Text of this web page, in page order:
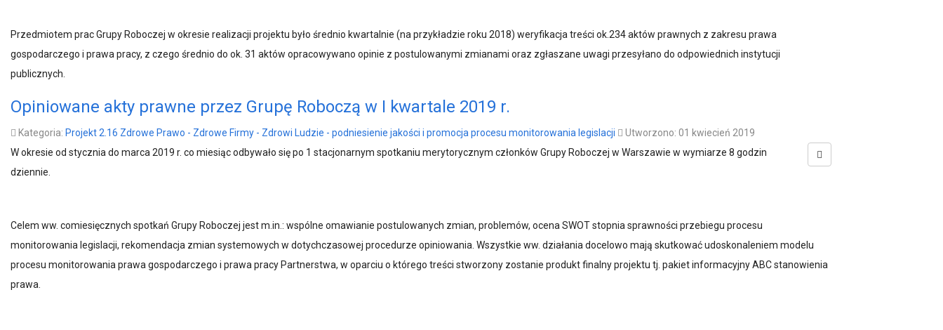
Przedmiotem prac Grupy Roboczej w okresie realizacji projektu było średnio kwartalnie (na przykładzie roku 2018) weryfikacja treści ok.234 aktów prawnych z zakresu prawa
gospodarczego i prawa pracy, z czego średnio do ok. 31 aktów opracowywano opinie z postulowanymi zmianami oraz zgłaszane uwagi przesyłano do odpowiednich instytucji
publicznych.
Opiniowane akty prawne przez Grupę Roboczą w I kwartale 2019 r.
Kategoria: Projekt 2.16 Zdrowe Prawo - Zdrowe Firmy - Zdrowi Ludzie - podniesienie jakości i promocja procesu monitorowania legislacji
Utworzono: 01 kwiecień 2019
W okresie od stycznia do marca 2019 r. co miesiąc odbywało się po 1 stacjonarnym spotkaniu merytorycznym członków Grupy Roboczej w Warszawie w wymiarze 8 godzin
dziennie.
Celem ww. comiesięcznych spotkań Grupy Roboczej jest m.in.: wspólne omawianie postulowanych zmian, problemów, ocena SWOT stopnia sprawności przebiegu procesu
monitorowania legislacji, rekomendacja zmian systemowych w dotychczasowej procedurze opiniowania. Wszystkie ww. działania docelowo mają skutkować udoskonaleniem modelu
procesu monitorowania prawa gospodarczego i prawa pracy Partnerstwa, w oparciu o którego treści stworzony zostanie produkt finalny projektu tj. pakiet informacyjny ABC stanowienia
prawa.